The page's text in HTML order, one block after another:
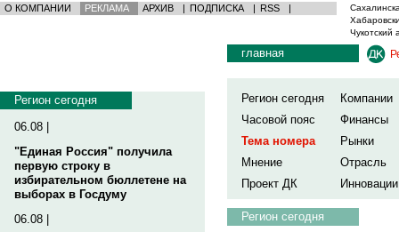
О КОМПАНИИ РЕКЛАМА АРХИВ | ПОДПИСКА | RSS |
Чукотский
Регион сегодня
06.08 |
"Единая Россия" получила
первую строку в
избирательном бюллетене на
выборах в Госдуму
06.08 |
главная
Регион сегодня
Компании
Часовой пояс
Финансы
Тема номера
Рынки
Мнение
Отрасль
Проект ДК
Инновации
Регион сегодня